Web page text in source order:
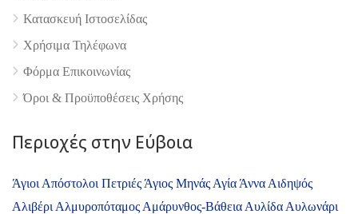
4.9
Κατασκευή Ιστοσελίδας
Χρήσιμα Τηλέφωνα
Φόρμα Επικοινωνίας
Όροι & Προϋποθέσεις Xρήσης
Περιοχές στην Εύβοια
Άγιοι Απόστολοι Πετριές Άγιος Μηνάς Αγία Άννα Αιδηψός
Αλιβέρι Αλμυροπόταμος Αμάρυνθος-Βάθεια Αυλίδα Αυλωνάρι